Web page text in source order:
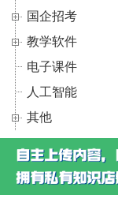
国企招考
教学软件
电子课件
人工智能
其他